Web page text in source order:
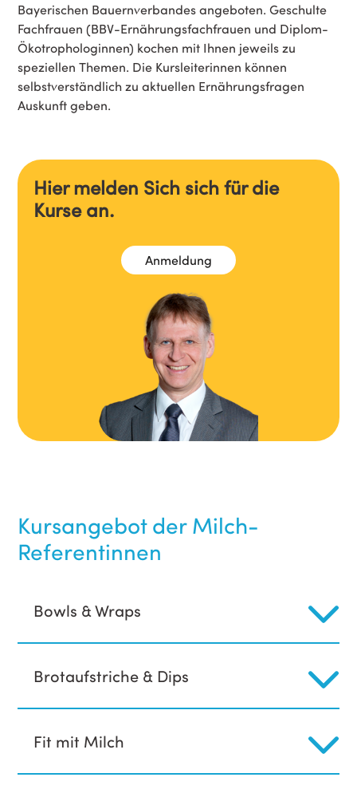
Bayerischen Bauernverbandes angeboten. Geschulte
Fachfrauen (BBV-Ernährungsfachfrauen und Diplom-
Ökotrophologinnen) kochen mit Ihnen jeweils zu
speziellen Themen. Die Kursleiterinnen können
selbstverständlich zu aktuellen Ernährungsfragen
Auskunft geben.
Hier melden Sich sich für die
Kurse an.
Anmeldung
Kursangebot der Milch-
Referentinnen
Bowls & Wraps
Brotaufstriche & Dips
Fit mit Milch